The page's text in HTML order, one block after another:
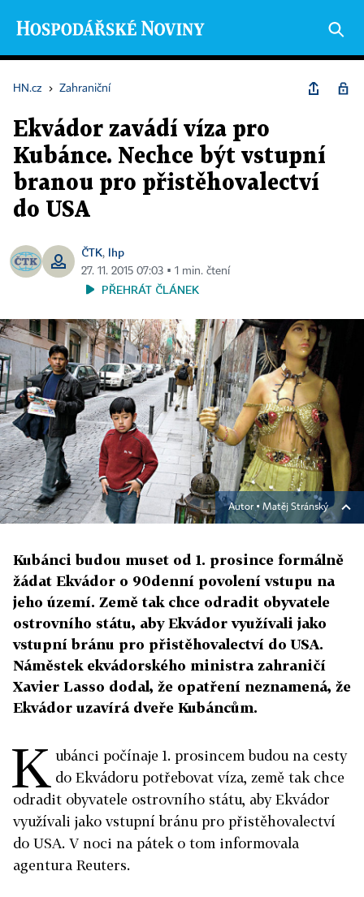
HN.cz › Zahraniční
Ekvádor zavádí víza pro
Kubánce. Nechce být vstupní
branou pro přistěhovalectví
do USA
ČTK, lhp
27. 11. 2015 07:03 ▪ 1 min. čtení
PŘEHRÁT ČLÁNEK
Autor ▪ Matěj Stránský
Kubánci budou muset od 1. prosince formálně
žádat Ekvádor o 90denní povolení vstupu na
jeho území. Země tak chce odradit obyvatele
ostrovního státu, aby Ekvádor využívali jako
vstupní bránu pro přistěhovalectví do USA.
Náměstek ekvádorského ministra zahraničí
Xavier Lasso dodal, že opatření neznamená, že
Ekvádor uzavírá dveře Kubáncům.
K ubánci počínaje 1. prosincem budou na cesty
do Ekvádoru potřebovat víza, země tak chce
odradit obyvatele ostrovního státu, aby Ekvádor
využívali jako vstupní bránu pro přistěhovalectví
do USA. V noci na pátek o tom informovala
agentura Reuters.